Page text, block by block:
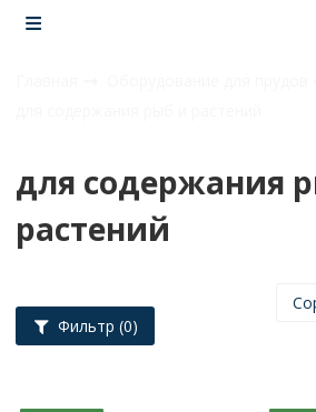
для содержания
растений
Фильтр (0)